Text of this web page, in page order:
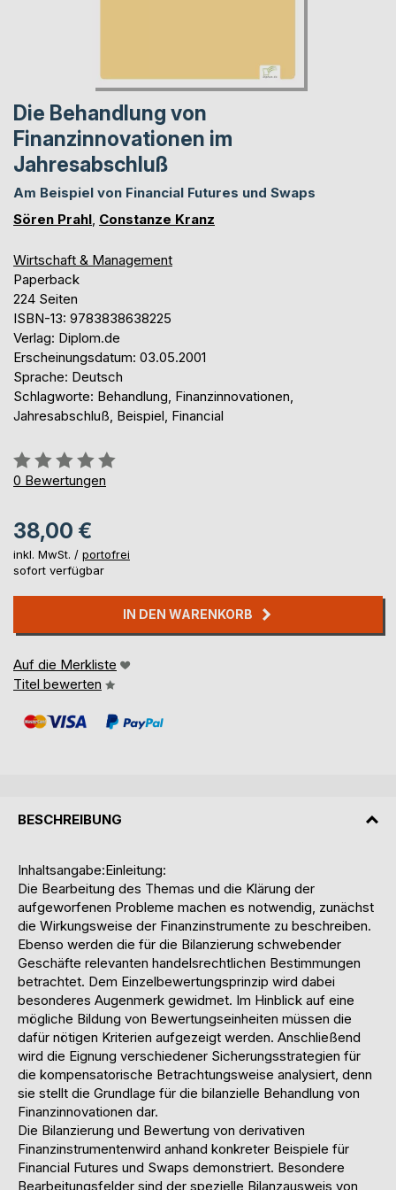
Die Behandlung von
Finanzinnovationen im
Jahresabschluß
Am Beispiel von Financial Futures und Swaps
Sören Prahl Constanze Kranz
Wirtschaft & Management
Paperback
224 Seiten
ISBN-13: 9783838638225
Verlag: Diplom.de
Erscheinungsdatum: 03.05.2001
Sprache: Deutsch
Schlagworte: Behandlung, Finanzinnovationen,
Jahresabschluß, Beispiel, Financial
Bewertung::
0%
0 Bewertungen
38,00 €
inkl. MwSt. / portofrei
sofort verfügbar
IN DEN WARENKORB
Auf die Merkliste
Titel bewerten
BESCHREIBUNG
Inhaltsangabe:Einleitung:
Die Bearbeitung des Themas und die Klärung der
aufgeworfenen Probleme machen es notwendig, zunächst
die Wirkungsweise der Finanzinstrumente zu beschreiben.
Ebenso werden die für die Bilanzierung schwebender
Geschäfte relevanten handelsrechtlichen Bestimmungen
betrachtet. Dem Einzelbewertungsprinzip wird dabei
besonderes Augenmerk gewidmet. Im Hinblick auf eine
mögliche Bildung von Bewertungseinheiten müssen die
dafür nötigen Kriterien aufgezeigt werden. Anschließend
wird die Eignung verschiedener Sicherungsstrategien für
die kompensatorische Betrachtungsweise analysiert, denn
sie stellt die Grundlage für die bilanzielle Behandlung von
Finanzinnovationen dar.
Die Bilanzierung und Bewertung von derivativen
Finanzinstrumentenwird anhand konkreter Beispiele für
Financial Futures und Swaps demonstriert. Besondere
Bearbeitungsfelder sind der spezielle Bilanzausweis von